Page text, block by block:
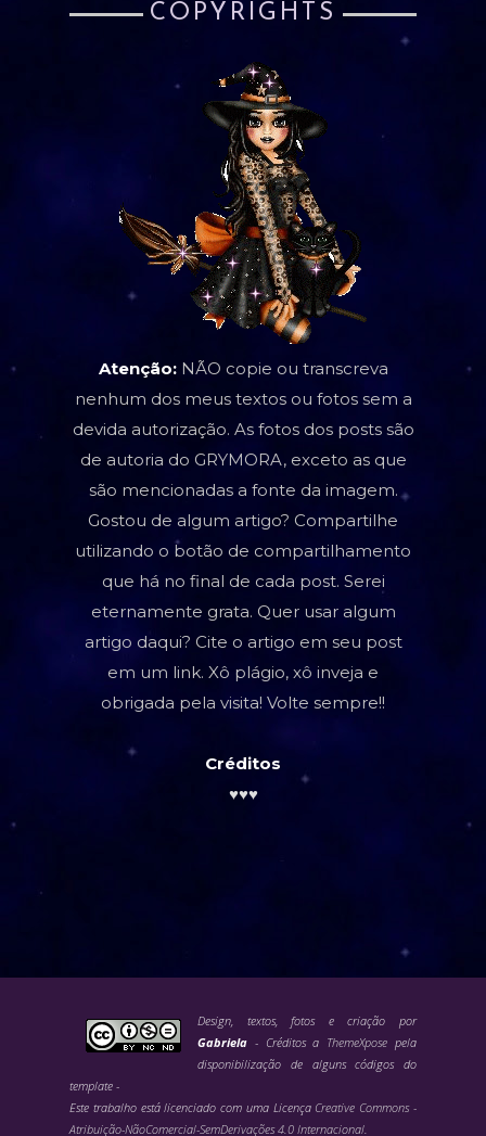
COPYRIGHTS
Atenção:NÃO copie ou transcreva
nenhum dos meus textos ou fotos sem a
devida autorização. As fotos dos posts são
de autoria do GRYMORA, exceto as que
são mencionadas a fonte da imagem.
Gostou de algum artigo? Compartilhe
utilizando o botão de compartilhamento
que há no final de cada post. Serei
eternamente grata. Quer usar algum
artigo daqui? Cite o artigo em seu post
em um link. Xô plágio, xô inveja e
obrigada pela visita! Volte sempre!!
Créditos
♥♥♥
Design, textos, fotos e criação por
Gabriela - Créditos a ThemeXposepela
disponibilização de alguns códigos do
template -
Este trabalho está licenciado com uma Licença Creative Commons -
Atribuição-NãoComercial-SemDerivações 4.0 Internacional